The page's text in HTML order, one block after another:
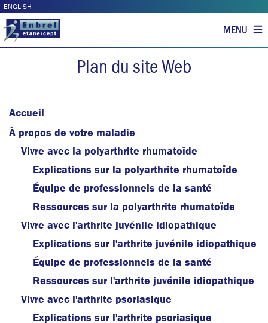
ENGLISH
Plan du site Web
Accueil
À propos de votre maladie
Vivre avec la polyarthrite rhumatoïde
Explications sur la polyarthrite rhumatoïde
Équipe de professionnels de la santé
Ressources sur la polyarthrite rhumatoïde
Vivre avec l'arthrite juvénile idiopathique
Explications sur l'arthrite juvénile idiopathique
Équipe de professionnels de la santé
Ressources sur l'arthrite juvénile idiopathique
Vivre avec l'arthrite psoriasique
Explications sur l'arthrite psoriasique